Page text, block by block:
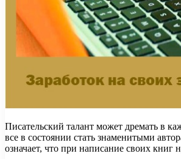
Писательский талант может дремать в
все в состоянии стать знаменитыми
означает, что при написание своих книг